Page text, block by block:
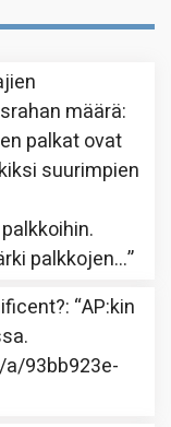
määrä:
palkat ovat
suurimpien
palkkojen…”
: “AP:kin
93bb923e-